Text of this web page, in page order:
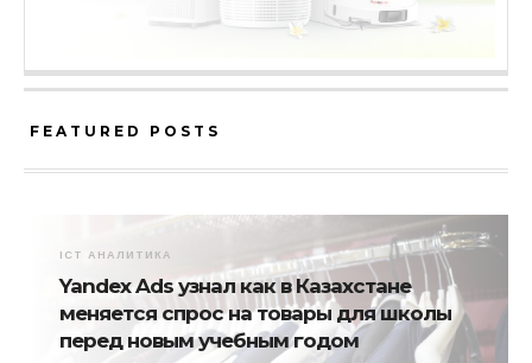
FEATURED POSTS
ICT АНАЛИТИКА
Yandex Ads узнал как в Казахстане
меняется спрос на товары для школы
перед новым учебным годом